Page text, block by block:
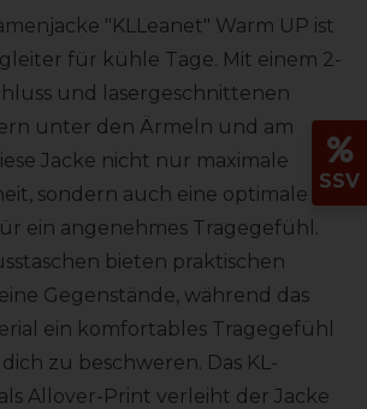
"KLLeanet" Warm UP ist
für kühle Tage. Mit einem 2-
und lasergeschnittenen
unter den Ärmeln und am
Jacke nicht nur maximale
sondern auch eine optimale
ein angenehmes Tragegefühl.
bieten praktischen
Gegenstände, während das
ein komfortables Tragegefühl
zu beschweren. Das KL-
Allover-Print verleiht der Jacke
SSV